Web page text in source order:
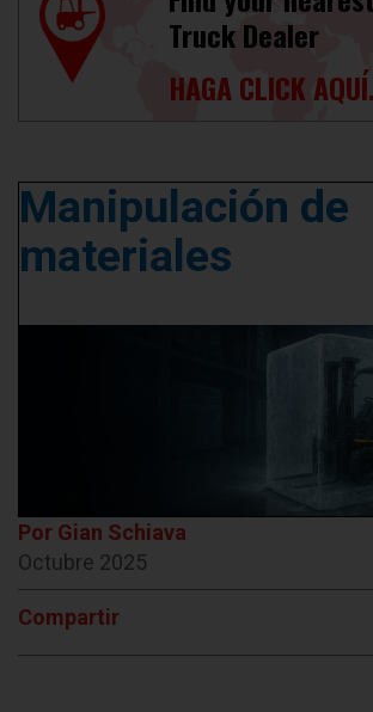
Truck Dealer
HAGA CLICK AQUÍ.
Manipulación de
materiales
Por Gian Schiava
Octubre 2025
Compartir